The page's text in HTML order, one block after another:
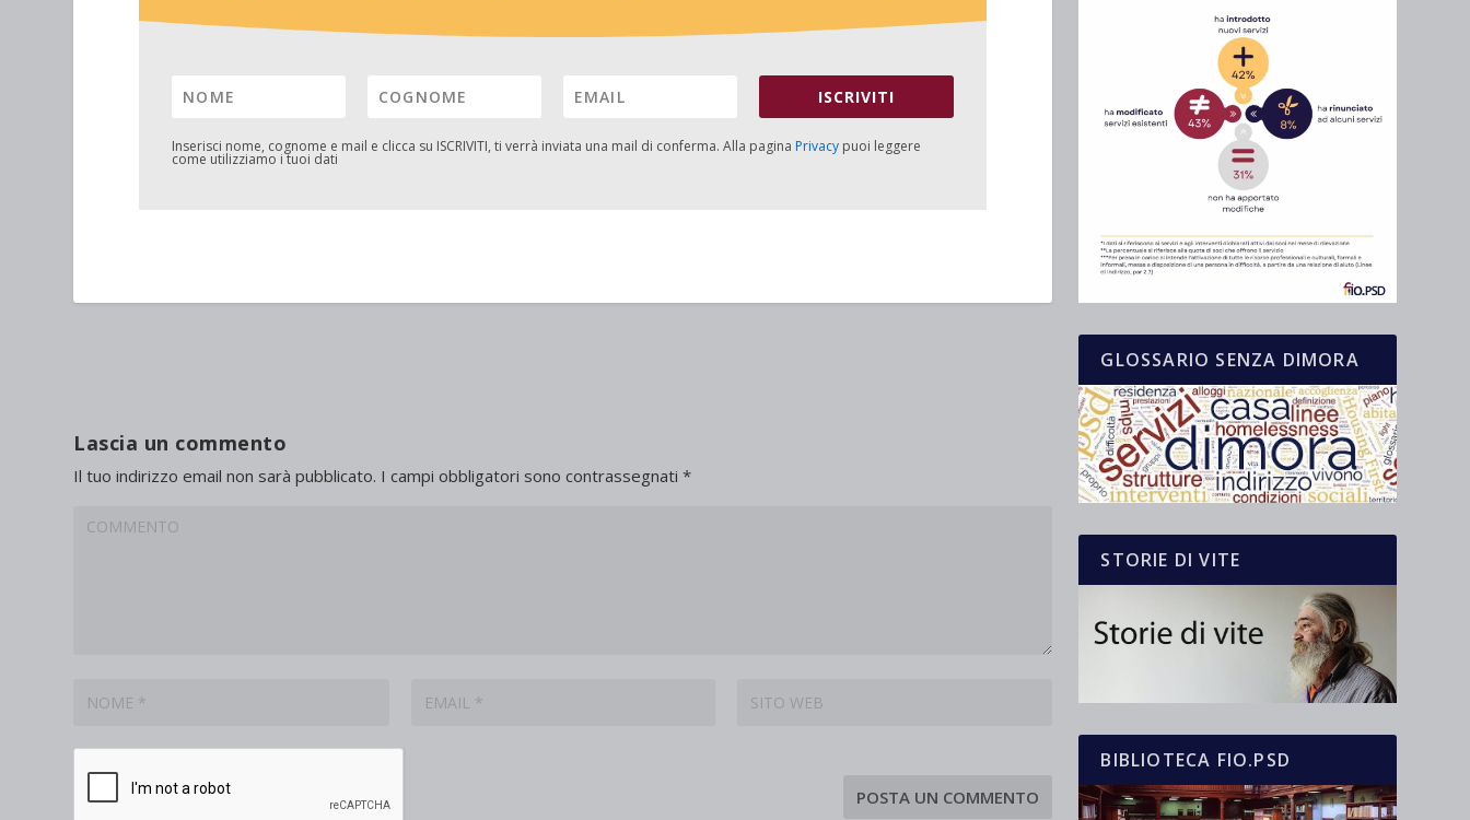
ISCRIVITI
Inserisci nome, cognome e mail e clicca su ISCRIVITI, ti verrà inviata una mail di conferma. Alla pagina Privacy puoi leggere
come utilizziamo i tuoi dati
Lascia un commento
Il tuo indirizzo email non sarà pubblicato. I campi obbligatori sono contrassegnati*
GLOSSARIO SENZA DIMORA
STORIE DI VITE
BIBLIOTECA FIO.PSD